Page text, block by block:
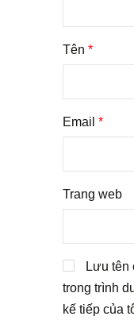
Tên *
Email *
Trang web
Lưu tên
trong trình
kế tiếp của